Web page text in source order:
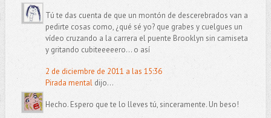
Tú te das cuenta de que un montón de descerebrados van a
pedirte cosas como, ¿qué sé yo? que grabes y cuelgues un
vídeo cruzando a la carrera el puente Brooklyn sin camiseta
y gritando cubiteeeeero... o así
2 de diciembre de 2011 a las 15:36
Pirada mentaldijo...
Hecho. Espero que te lo lleves tú, sinceramente. Un beso!